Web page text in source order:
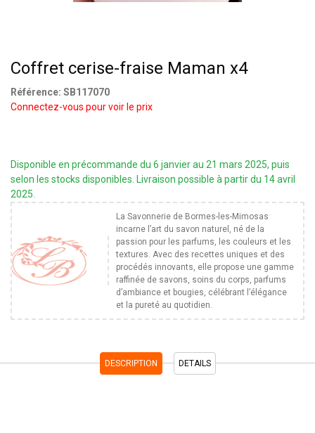
Coffret cerise-fraise Maman x4
Référence: SB117070
Connectez-vous pour voir le prix
Disponible en précommande du 6 janvier au 21 mars 2025, puis
selon les stocks disponibles. Livraison possible à partir du 14 avril
2025.
La Savonnerie de Bormes-les-Mimosas
incarne l’art du savon naturel, né de la
passion pour les parfums, les couleurs et les
textures. Avec des recettes uniques et des
procédés innovants, elle propose une gamme
raffinée de savons, soins du corps, parfums
d’ambiance et bougies, célébrant l’élégance
et la pureté au quotidien.
DESCRIPTION DETAILS